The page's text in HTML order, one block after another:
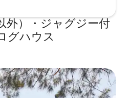
外）・ジャグジー付
グハウス